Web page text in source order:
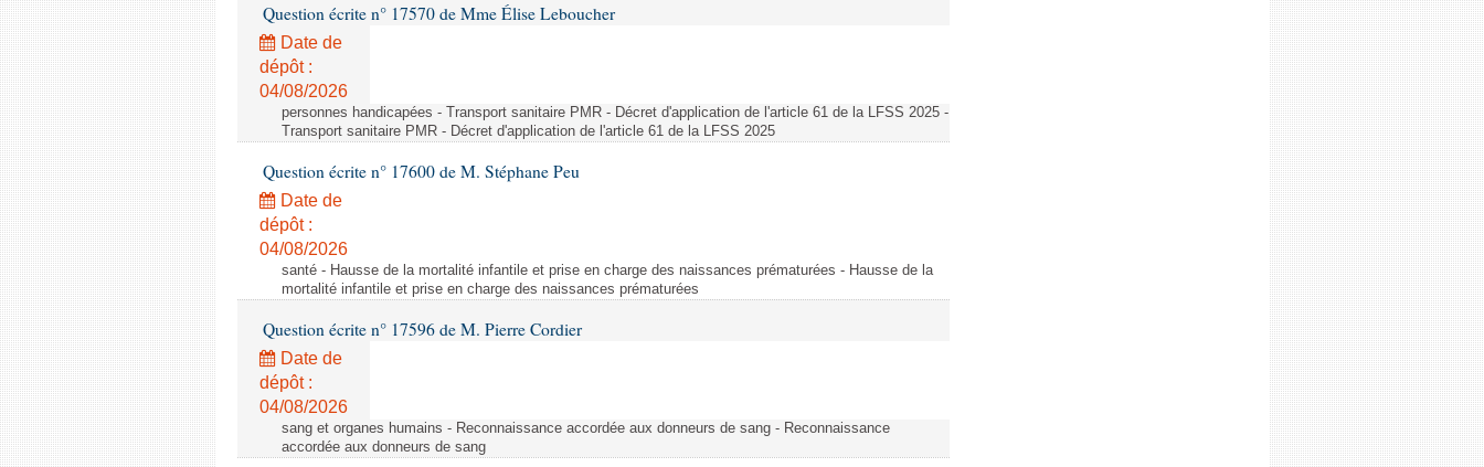
Question écrite n° 17570 de Mme Élise Leboucher
Date de
dépôt :
04/08/2026
personnes handicapées - Transport sanitaire PMR - Décret d'application de l'article 61 de la LFSS 2025 -
Transport sanitaire PMR - Décret d'application de l'article 61 de la LFSS 2025
Question écrite n° 17600 de M. Stéphane Peu
Date de
dépôt :
04/08/2026
santé - Hausse de la mortalité infantile et prise en charge des naissances prématurées - Hausse de la
mortalité infantile et prise en charge des naissances prématurées
Question écrite n° 17596 de M. Pierre Cordier
Date de
dépôt :
04/08/2026
sang et organes humains - Reconnaissance accordée aux donneurs de sang - Reconnaissance
accordée aux donneurs de sang